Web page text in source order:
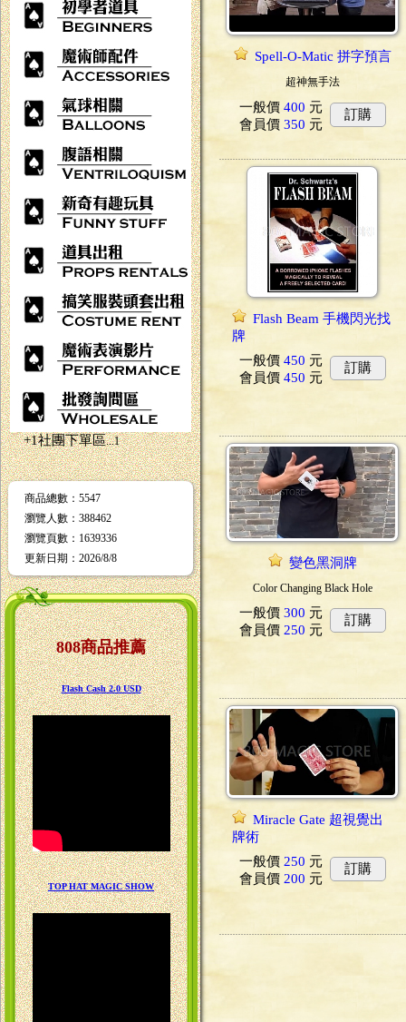
+1社團下單區...1
商品總數 ：5547
瀏覽人數 ： 388462
瀏覽頁數 ： 1639336
更新日期 ：2026/8/8
808商品推薦
Flash Cash 2.0 USD
TOP HAT MAGIC SHOW
Spell-O-Matic 拼字預言
超神無手法
一般價 400 元
會員價 350 元
訂購
Flash Beam 手機閃光找
牌
一般價 450 元
會員價 450 元
訂購
變色黑洞牌
Color Changing Black Hole
一般價 300 元
會員價 250 元
訂購
Miracle Gate 超視覺出
牌術
一般價 250 元
會員價 200 元
訂購